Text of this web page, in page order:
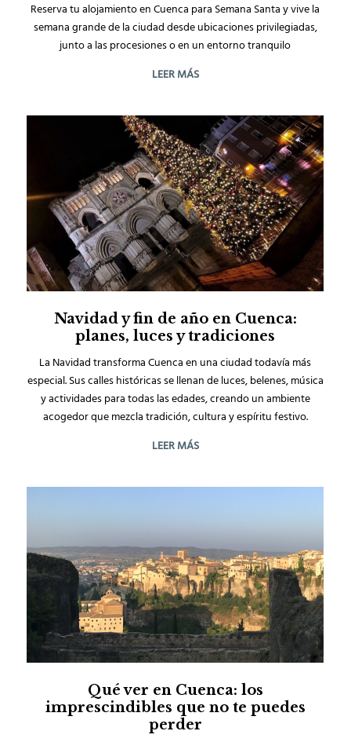
Reserva tu alojamiento en Cuenca para Semana Santa y vive la
semana grande de la ciudad desde ubicaciones privilegiadas,
junto a las procesiones o en un entorno tranquilo
LEER MÁS
Navidad y fin de año en Cuenca:
planes, luces y tradiciones
La Navidad transforma Cuenca en una ciudad todavía más
especial. Sus calles históricas se llenan de luces, belenes, música
y actividades para todas las edades, creando un ambiente
acogedor que mezcla tradición, cultura y espíritu festivo.
LEER MÁS
Qué ver en Cuenca: los
imprescindibles que no te puedes
perder